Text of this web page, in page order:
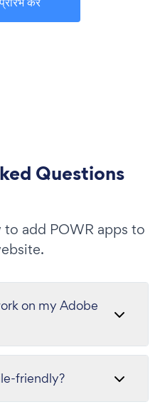
Questions
add POWR apps to
on my Adobe
friendly?